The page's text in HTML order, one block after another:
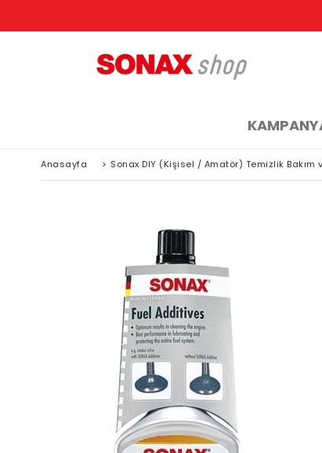
Anasayfa > Sonax DIY (Kişisel / Amatör) Temizlik Bakım